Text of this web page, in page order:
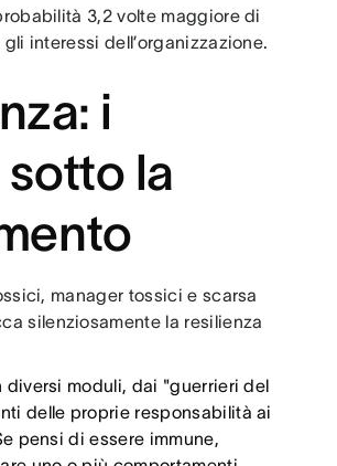
3,2 volte maggiore di
interessi dell’organizzazione.
i
la
manager tossici e scarsa
silenziosamente la resilienza
moduli, dai "guerrieri del
delle proprie responsabilità ai
pensi di essere immune,